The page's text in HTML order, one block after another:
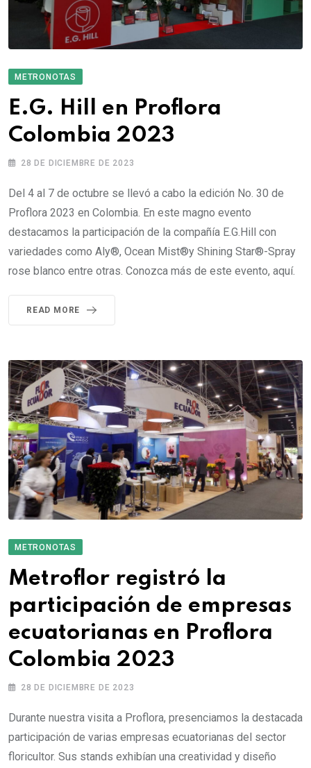
METRONOTAS
E.G. Hill en Proflora
Colombia 2023
28 DE DICIEMBRE DE 2023
Del 4 al 7 de octubre se llevó a cabo la edición No. 30 de
Proflora 2023 en Colombia. En este magno evento
destacamos la participación de la compañía E.G.Hill con
variedades como Aly®, Ocean Mist®y Shining Star®-Spray
rose blanco entre otras. Conozca más de este evento, aquí.
READ MORE
METRONOTAS
Metroflor registró la
participación de empresas
ecuatorianas en Proflora
Colombia 2023
28 DE DICIEMBRE DE 2023
Durante nuestra visita a Proflora, presenciamos la destacada
participación de varias empresas ecuatorianas del sector
floricultor. Sus stands exhibían una creatividad y diseño